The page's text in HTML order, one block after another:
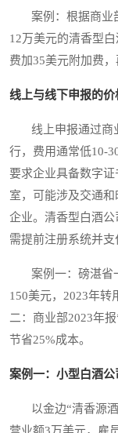
案例：根据商业
12万美元的清香型
费加35美元附加费
线上与线下申报的价
线上申报通过商业
行，费用通常低10-
要求企业具备数字
室，可能涉及交通
企业。清香型白酒
需提前注册系统并支
案例一：磅湛省一
150美元，2023年转
二：商业部2023年
节省25%成本。
案例一：小型白酒公
以金边“清香源酒